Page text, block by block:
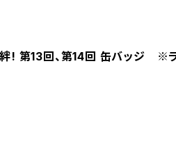
絆! 第13回、第14回 缶バッジ ※